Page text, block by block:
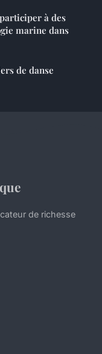
à des
marine dans
de danse
de richesse